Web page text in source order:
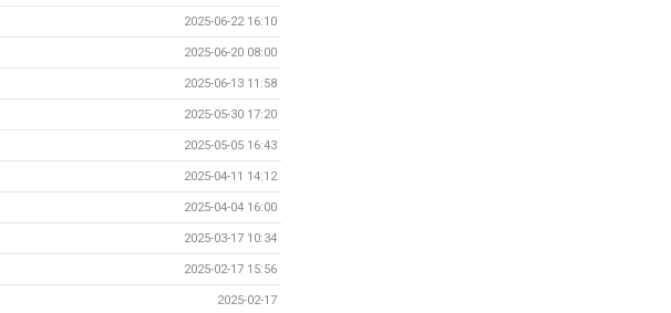
2025-06-22 16:10
2025-06-20 08:00
2025-06-13 11:58
2025-05-30 17:20
2025-05-05 16:43
2025-04-11 14:12
2025-04-04 16:00
2025-03-17 10:34
2025-02-17 15:56
2025-02-17